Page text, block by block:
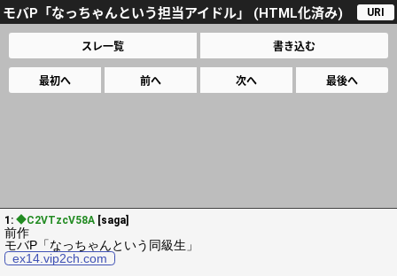
モバP「なっちゃんという担当アイドル」 (HTML化済み) URI
スレ一覧 書き込む
最初へ 前へ 次へ 最後へ
1: ◆C2VTzcV58A [saga]
前作
モバP「なっちゃんという同級生」
ex14.vip2ch.com